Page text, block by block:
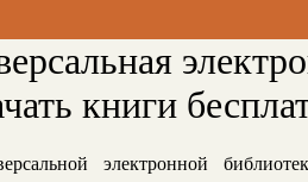
книги
электронной